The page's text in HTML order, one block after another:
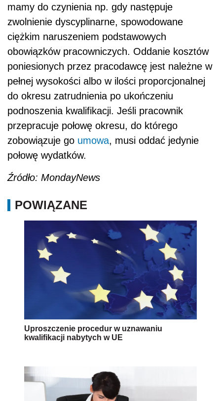
mamy do czynienia np. gdy następuje
zwolnienie dyscyplinarne, spowodowane
ciężkim naruszeniem podstawowych
obowiązków pracowniczych. Oddanie kosztów
poniesionych przez pracodawcę jest należne w
pełnej wysokości albo w ilości proporcjonalnej
do okresu zatrudnienia po ukończeniu
podnoszenia kwalifikacji. Jeśli pracownik
przepracuje połowę okresu, do którego
zobowiązuje go umowa, musi oddać jedynie
połowę wydatków.
Źródło: MondayNews
POWIĄZANE
Uproszczenie procedur w uznawaniu
kwalifikacji nabytych w UE